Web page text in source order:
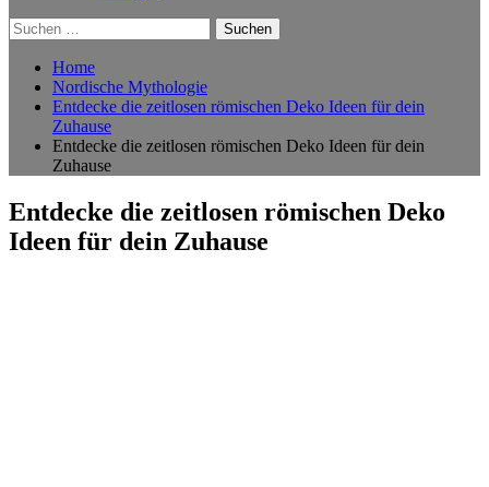
Suchen
nach:
Home
Nordische Mythologie
Entdecke die zeitlosen römischen Deko Ideen für dein
Zuhause
Entdecke die zeitlosen römischen Deko Ideen für dein
Zuhause
Entdecke die zeitlosen römischen Deko
Ideen für dein Zuhause